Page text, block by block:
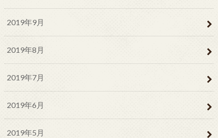
2019年9月
2019年8月
2019年7月
2019年6月
2019年5月